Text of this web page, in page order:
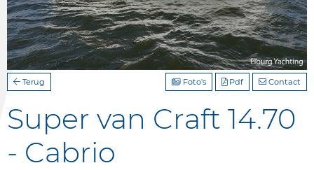
Terug Contact
Pdf
Foto's
Super van Craft 14.70
- Cabrio